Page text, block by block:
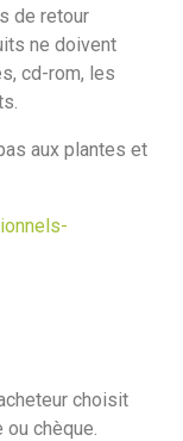
de retour
ne doivent
cd-rom, les
aux plantes et
choisit
ou chèque.